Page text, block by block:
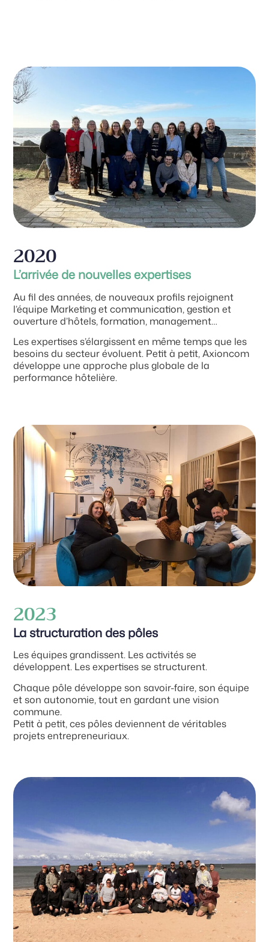
2020
L’arrivée de nouvelles expertises
Au fil des années, de nouveaux profils rejoignent
l’équipe Marketing et communication, gestion et
ouverture d’hôtels, formation, management…
Les expertises s’élargissent en même temps que les
besoins du secteur évoluent. Petit à petit, Axioncom
développe une approche plus globale de la
performance hôtelière.
2023
La structuration des pôles
Les équipes grandissent. Les activités se
développent. Les expertises se structurent.
Chaque pôle développe son savoir-faire, son équipe
et son autonomie, tout en gardant une vision
commune.
Petit à petit, ces pôles deviennent de véritables
projets entrepreneuriaux.